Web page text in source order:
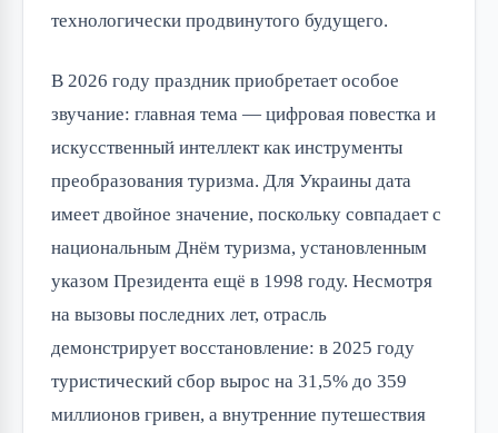
технологически продвинутого будущего.
В 2026 году праздник приобретает особое
звучание: главная тема — цифровая повестка и
искусственный интеллект как инструменты
преобразования туризма. Для Украины дата
имеет двойное значение, поскольку совпадает с
национальным Днём туризма, установленным
указом Президента ещё в 1998 году. Несмотря
на вызовы последних лет, отрасль
демонстрирует восстановление: в 2025 году
туристический сбор вырос на 31,5% до 359
миллионов гривен, а внутренние путешествия